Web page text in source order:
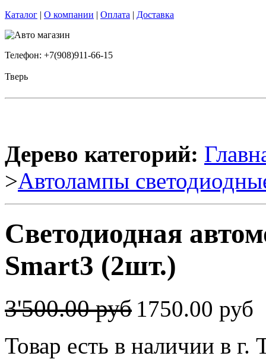
Каталог | О компании | Оплата | Доставка
Телефон: +7(908)911-66-15
Тверь
Дерево категорий:
>Автолампы
Светодиодная
Smart3 (2шт.)
3'500.00 руб 1750.00 руб
Товар есть в наличии в г.